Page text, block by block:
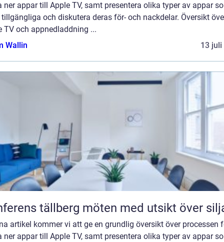
ner appar till Apple TV, samt presentera olika typer av appar
och diskutera deras för- och nackdelar. Översikt
TV och appnedladdning ...
Wallin
13 juli
Konferens tällberg möten med utsikt över
artikel kommer vi att ge en grundlig översikt över processen
ner appar till Apple TV, samt presentera olika typer av appar